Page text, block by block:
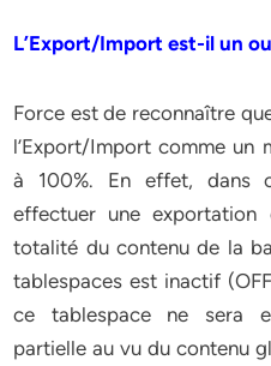
L’Export/Import est-il un
Force est de reconnaître
l’Export/Import comme un
à 100%. En effet, dans
effectuer une exportation
totalité du contenu de la
tablespaces est inactif
ce tablespace ne sera
partielle au vu du contenu